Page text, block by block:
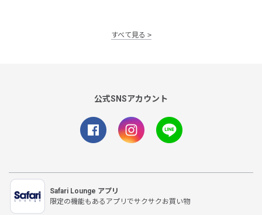
すべて見る
公式SNSアカウント
Safari Lounge アプリ
限定の機能もあるアプリでサクサクお買い物